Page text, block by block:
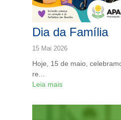
Dia da Família
15 Mai 2026
Hoje, 15 de maio,
re...
Leia mais